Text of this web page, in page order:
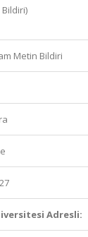
Bildiri)
Metin Bildiri
Adresli: